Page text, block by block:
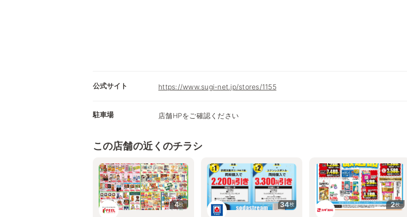
公式サイト https://www.sugi-net.jp/stores/1155
駐車場 店舗HPをご確認ください
この店舗の近くのチラシ
4枚 34枚 2枚